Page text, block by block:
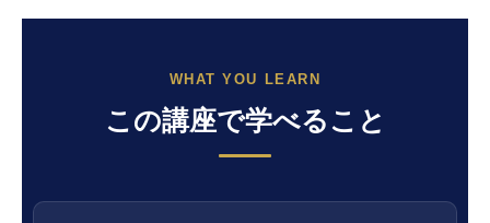
WHAT YOU LEARN
この講座で学べること